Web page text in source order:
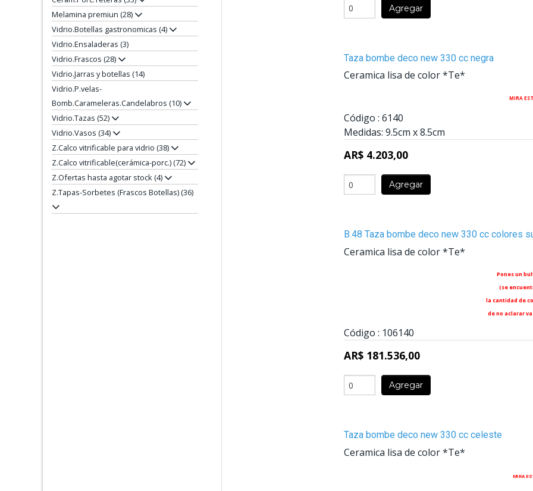
Melamina premiun (28)
Vidrio.Botellas gastronomicas (4)
Vidrio.Ensaladeras (3)
Vidrio.Frascos (28)
Vidrio.Jarras y botellas (14)
Vidrio.P.velas-
Bomb.Carameleras.Candelabros (10)
Vidrio.Tazas (52)
Vidrio.Vasos (34)
Z.Calco vitrificable para vidrio (38)
Z.Calco vitrificable(cerámica-porc.) (72)
Z.Ofertas hasta agotar stock (4)
Z.Tapas-Sorbetes (Frascos Botellas) (36)
Agregar
Taza bombe deco new 330 cc negra
Ceramica lisa de color *Te*
MIRA
Código : 6140
Medidas: 9.5cm x8.5cm
AR$ 4.203,00
Agregar
B.48 Taza bombe deco new 330 cc colores
Ceramica lisa de color *Te*
Pones un
(se
la cantidad de
de no aclarar
Código : 106140
AR$ 181.536,00
Agregar
Taza bombe deco new 330 cc celeste
Ceramica lisa de color *Te*
MIRA